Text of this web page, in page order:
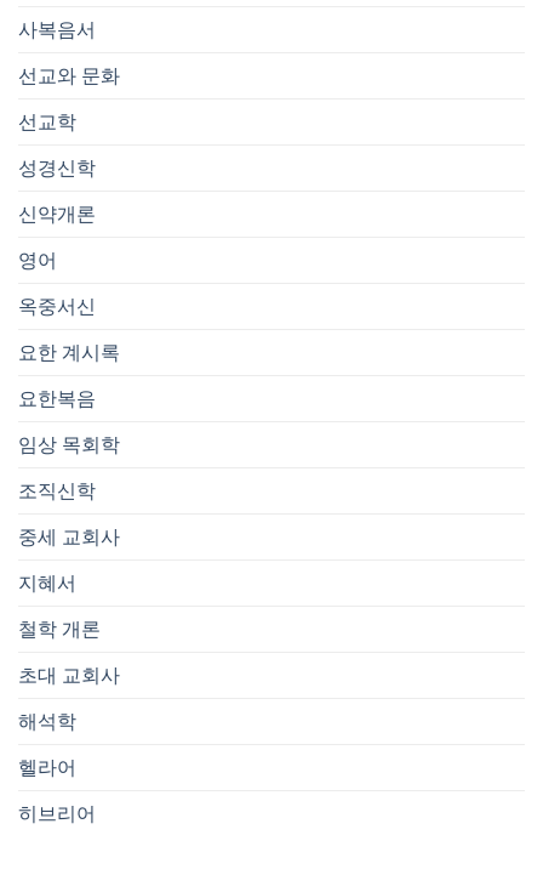
사복음서
선교와 문화
선교학
성경신학
신약개론
영어
옥중서신
요한 계시록
요한복음
임상 목회학
조직신학
중세 교회사
지혜서
철학 개론
초대 교회사
해석학
헬라어
히브리어